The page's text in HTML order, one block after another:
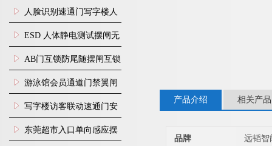
入口人行通道门禁
人脸识别速通门写字楼人
行通道闸门禁设备
ESD 人体静电测试摆闸无
尘车间防静电闸机
AB门互锁防尾随摆闸互锁
闸机
游泳馆会员通道门禁翼闸
写字楼访客联动速通门安
装
东莞超市入口单向感应摆
产品介绍 相关产品
品牌 远韬智